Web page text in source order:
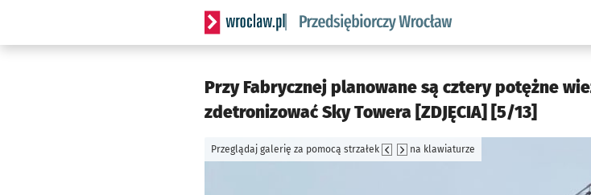
Serwis informacyjny wroclaw.pl podserwis: Strategia rozwoju
Przy Fabrycznej planowane są cztery potężne
zdetronizować Sky Towera [ZDJĘCIA] [5/13]
Przeglądaj galerię za pomocą strzałek na klawiaturze